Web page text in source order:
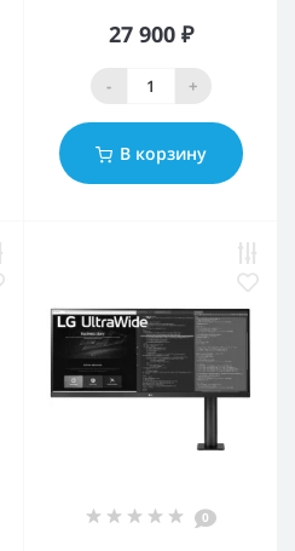
27 900 ₽
- +
В корзину
0